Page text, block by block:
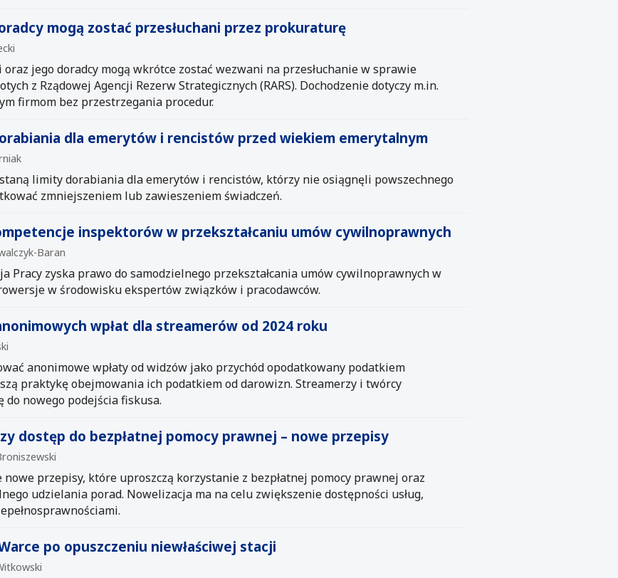
mogą zostać przesłuchani przez prokuraturę
jego doradcy mogą wkrótce zostać wezwani na przesłuchanie w sprawie
z Rządowej Agencji Rezerw Strategicznych (RARS). Dochodzenie dotyczy m.in.
firmom bez przestrzegania procedur.
dla emerytów i rencistów przed wiekiem emerytalnym
limity dorabiania dla emerytów i rencistów, którzy nie osiągnęli powszechnego
zmniejszeniem lub zawieszeniem świadczeń.
inspektorów w przekształcaniu umów cywilnoprawnych
Baran
Pracy zyska prawo do samodzielnego przekształcania umów cywilnoprawnych w
w środowisku ekspertów związków i pracodawców.
wpłat dla streamerów od 2024 roku
anonimowe wpłaty od widzów jako przychód opodatkowany podatkiem
praktykę obejmowania ich podatkiem od darowizn. Streamerzy i twórcy
nowego podejścia fiskusa.
dostęp do bezpłatnej pomocy prawnej – nowe przepisy
nowe przepisy, które uproszczą korzystanie z bezpłatnej pomocy prawnej oraz
udzielania porad. Nowelizacja ma na celu zwiększenie dostępności usług,
po opuszczeniu niewłaściwej stacji